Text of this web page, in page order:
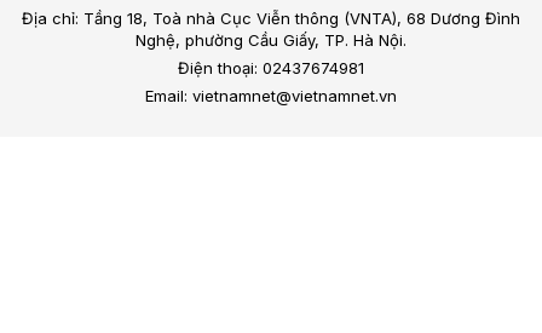
Địa chỉ: Tầng 18, Toà nhà Cục Viễn thông (VNTA), 68 Dương Đình
Nghệ, phường Cầu Giấy, TP. Hà Nội.
Điện thoại: 02437674981
Email: vietnamnet@vietnamnet.vn